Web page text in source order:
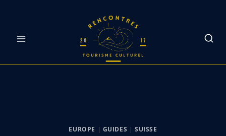
EUROPE | GUIDES |SUISSE